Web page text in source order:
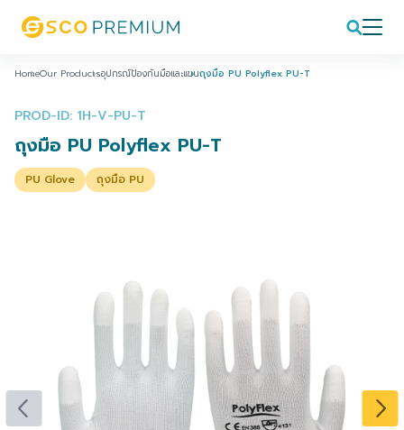
HomeOur Productsอุปกรณ์ป้องกันมือและแขนถุงมือ PU Polyflex PU-T
PROD-ID: 1H-V-PU-T
ถุงมือ PU Polyflex PU-T
PU Glove ถุงมือ PU